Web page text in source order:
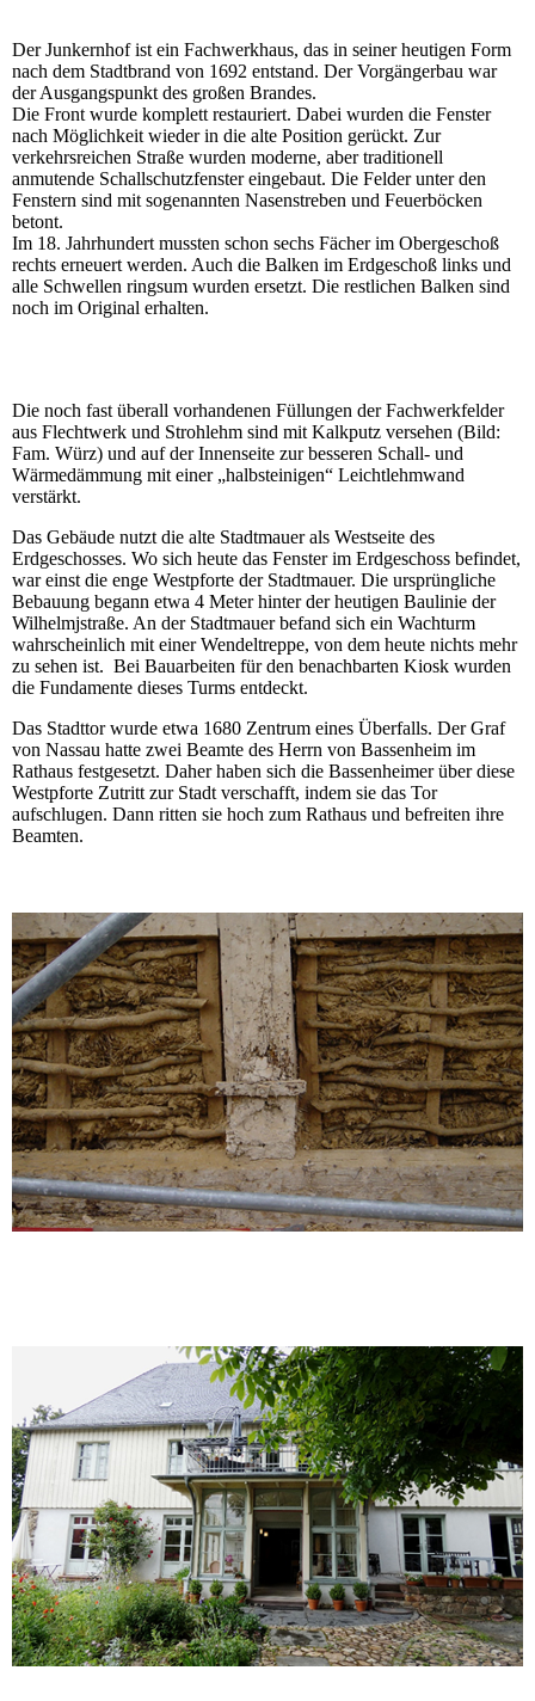
Der Junkernhof ist ein Fachwerkhaus, das in seiner heutigen Form
nach dem Stadtbrand von 1692 entstand. Der Vorgängerbau war
der Ausgangspunkt des großen Brandes.
Die Front wurde komplett restauriert. Dabei wurden die Fenster
nach Möglichkeit wieder in die alte Position gerückt. Zur
verkehrsreichen Straße wurden moderne, aber traditionell
anmutende Schallschutzfenster eingebaut. Die Felder unter den
Fenstern sind mit sogenannten Nasenstreben und Feuerböcken
betont.
Im 18. Jahrhundert mussten schon sechs Fächer im Obergeschoß
rechts erneuert werden. Auch die Balken im Erdgeschoß links und
alle Schwellen ringsum wurden ersetzt. Die restlichen Balken sind
noch im Original erhalten.
Die noch fast überall vorhandenen Füllungen der Fachwerkfelder
aus Flechtwerk und Strohlehm sind mit Kalkputz versehen (Bild:
Fam. Würz) und auf der Innenseite zur besseren Schall- und
Wärmedämmung mit einer „halbsteinigen“ Leichtlehmwand
verstärkt.
Das Gebäude nutzt die alte Stadtmauer als Westseite des
Erdgeschosses. Wo sich heute das Fenster im Erdgeschoss befindet,
war einst die enge Westpforte der Stadtmauer. Die ursprüngliche
Bebauung begann etwa 4 Meter hinter der heutigen Baulinie der
Wilhelmjstraße. An der Stadtmauer befand sich ein Wachturm
wahrscheinlich mit einer Wendeltreppe, von dem heute nichts mehr
zu sehen ist. Bei Bauarbeiten für den benachbarten Kiosk wurden
die Fundamente dieses Turms entdeckt.
Das Stadttor wurde etwa 1680 Zentrum eines Überfalls. Der Graf
von Nassau hatte zwei Beamte des Herrn von Bassenheim im
Rathaus festgesetzt. Daher haben sich die Bassenheimer über diese
Westpforte Zutritt zur Stadt verschafft, indem sie das Tor
aufschlugen. Dann ritten sie hoch zum Rathaus und befreiten ihre
Beamten.